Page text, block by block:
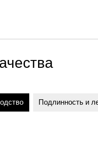
Подлинность и